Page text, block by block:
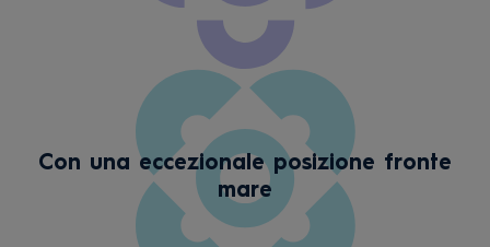
Con una eccezionale posizione fronte
mare